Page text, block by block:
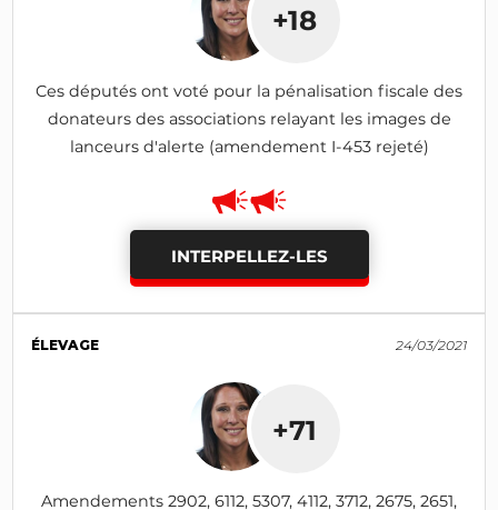
+18
Ces députés ont voté pour la pénalisation fiscale des
donateurs des associations relayant les images de
lanceurs d'alerte (amendement I-453 rejeté)
INTERPELLEZ-LES
ÉLEVAGE 24/03/2021
+71
Amendements 2902, 6112, 5307, 4112, 3712, 2675, 2651,